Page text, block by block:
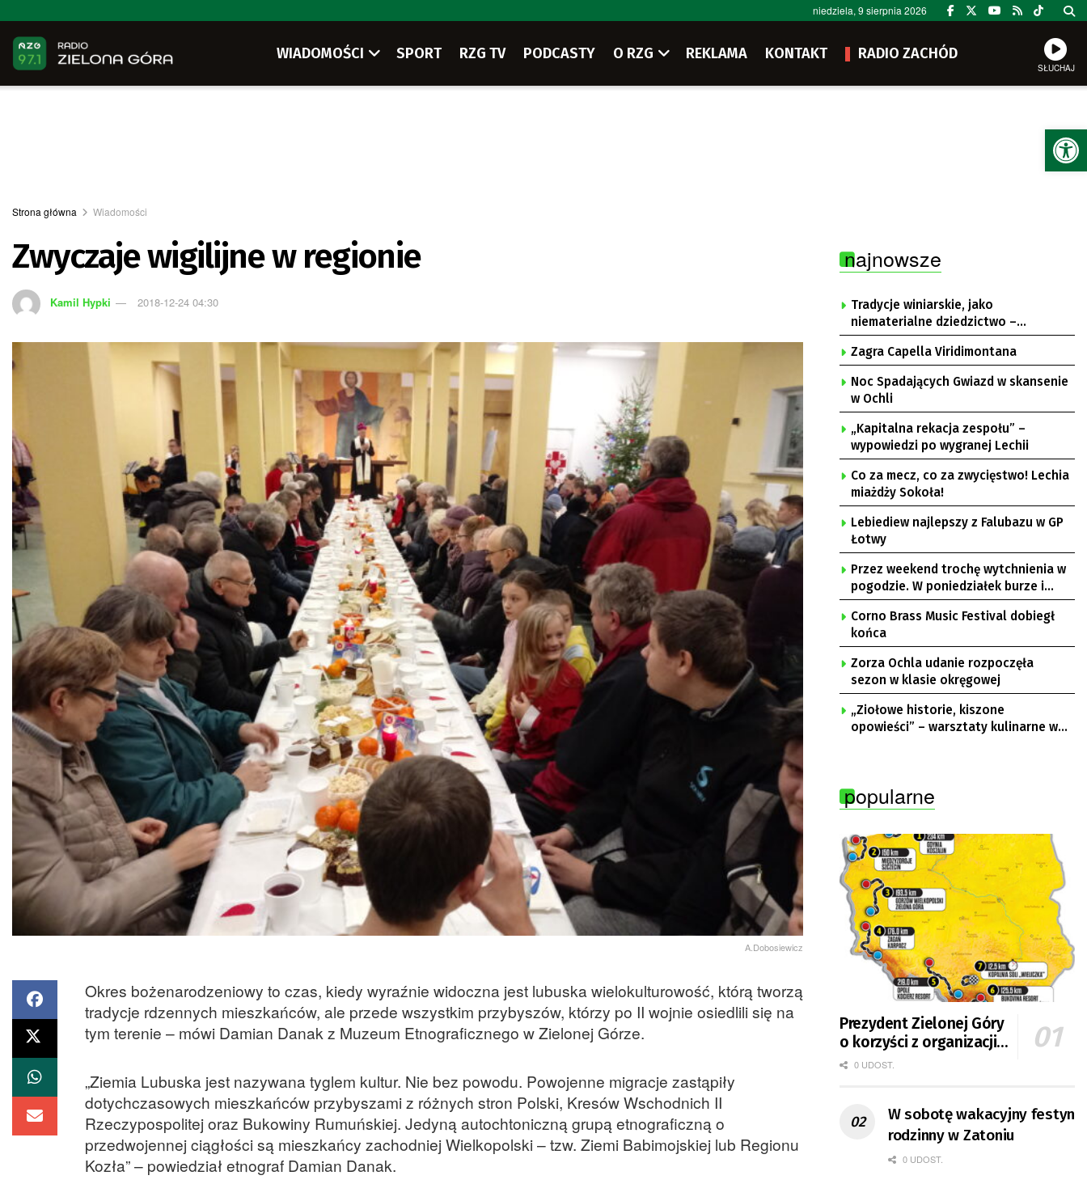
niedziela, 9 sierpnia 2026
WIADOMOŚCI SPORT RZG TV PODCASTY O RZG REKLAMA KONTAKT RADIO ZACHÓD
SŁUCHAJ
Strona główna Wiadomości
Zwyczaje wigilijne w regionie
Kamil Hypki 2018-12-24 04:30
A.Dobosiewicz
Okres bożenarodzeniowy to czas, kiedy wyraźnie widoczna jest lubuska wielokulturowość, którą tworzą
tradycje rdzennych mieszkańców, ale przede wszystkim przybyszów, którzy po II wojnie osiedlili się na
tym terenie – mówi Damian Danak z Muzeum Etnograficznego w Zielonej Górze.
„Ziemia Lubuska jest nazywana tyglem kultur. Nie bez powodu. Powojenne migracje zastąpiły
dotychczasowych mieszkańców przybyszami z różnych stron Polski, Kresów Wschodnich II
Rzeczypospolitej oraz Bukowiny Rumuńskiej. Jedyną autochtoniczną grupą etnograficzną o
przedwojennej ciągłości są mieszkańcy zachodniej Wielkopolski – tzw. Ziemi Babimojskiej lub Regionu
Kozła” – powiedział etnograf Damian Danak.
najnowsze
Tradycje winiarskie, jako
niematerialne dziedzictwo –
konsultacje i projekt
Zagra Capella Viridimontana
Noc Spadających Gwiazd w skansenie
w Ochli
„Kapitalna rekacja zespołu” –
wypowiedzi po wygranej Lechii
Co za mecz, co za zwycięstwo! Lechia
miażdży Sokoła!
Lebiediew najlepszy z Falubazu w GP
Łotwy
Przez weekend trochę wytchnienia w
pogodzie. W poniedziałek burze i
upał
Corno Brass Music Festival dobiegł
końca
Zorza Ochla udanie rozpoczęła
sezon w klasie okręgowej
„Ziołowe historie, kiszone
opowieści” – warsztaty kulinarne w
popularne
Prezydent Zielonej Góry
o korzyści z organizacji
mety Tour de Pologne
0 UDOST.
W sobotę wakacyjny festyn
rodzinny w Zatoniu
0 UDOST.